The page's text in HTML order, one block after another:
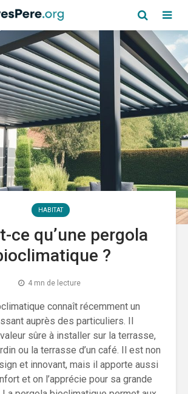
HABITAT
ce qu’une pergola
?
4 mn de lecture
connaît récemment un
auprès des particuliers. Il
sûre à installer sur la terrasse,
ou la terrasse d’un café. Il est non
et innovant, mais il apporte aussi
et on l’apprécie pour sa grande